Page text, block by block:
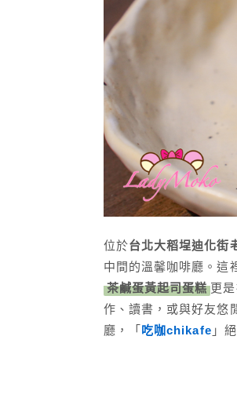
位於台北大稻埕迪化街
中間的溫馨咖啡廳。這
茶鹹蛋黃起司蛋糕 更
作、讀書，或與好友悠
廳，「 吃咖chikafe 」